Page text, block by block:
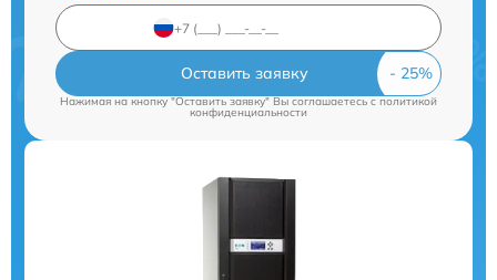
Оставить заявку
Нажимая на кнопку "Оставить заявку" Вы соглашаетесь cполитикой
конфиденциальности